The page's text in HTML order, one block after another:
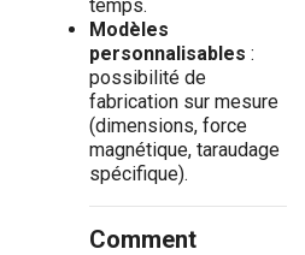
temps.
Modèles
personnalisables :
possibilité de
fabrication sur mesure
(dimensions, force
magnétique, taraudage
spécifique).
Comment